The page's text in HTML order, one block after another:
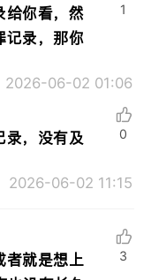
给你看，然
记录，那你
2026-06-02 01:06
1
录，没有及
2026-06-02 11:15
0
者就是想上
3